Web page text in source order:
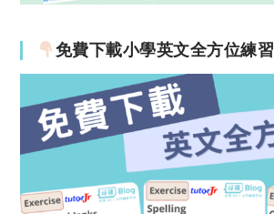
免費下載小學英文全方位練習